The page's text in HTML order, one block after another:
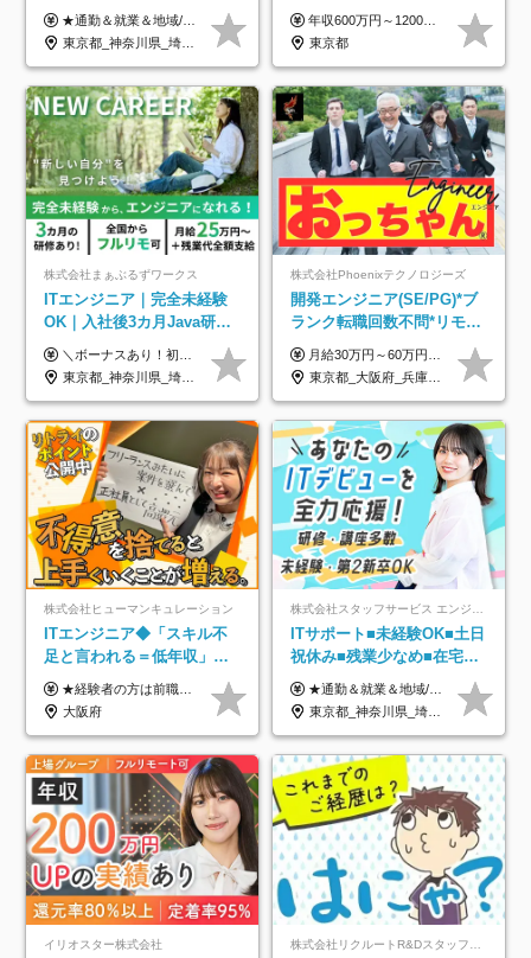
オリジナル研修をご用
意/AI・IoT/残業平均8時間
★通勤＆就業＆地域/住宅＆役職手当あり ★残業代は全額支給 ★選べる給与制度あり！ ■東京・神奈川・千葉・埼玉勤務の場合 月給24.5万円～55万円＋諸手当 （残業代は全額支給） (20,000円の地域/住宅手当込み) ■愛知・京都・大阪・兵庫勤務の場合 月給24万円以上＋諸手当 （残業代は全額支給） (15,000円の地域/住宅手当込み) ■茨城・栃木・群馬・静岡・三重・滋賀・広島・福岡勤務の場合 月給23.5万円以上＋諸手当 （残業代は全額支給） (10,000円の地域/住宅手当込み) ■北海道・宮城・山梨・長野・岐阜・奈良・和歌山・岡山勤務の場合 月給23万円以上＋諸手当 （残業代は全額支給） (5,000円の地域/住宅手当込み) ■その他のエリア勤務の場合 月給22.5万円以上＋諸手当 （残業代は全額支給） ※経験や能力を考慮し、当社規定により優遇します 【昇給：年一回実施】 【選べる給与制度】 ★収入を重視する方に… 「変動型人事制度」の選択も可能（派遣先からの評価に応じて収入アップ！） ※年2回のタイミングで希望者と面談の上決定します。
東京都_神奈川県_埼玉県_千葉県_大阪府_愛知県_北海道_岩手県_宮城県_山形県_福島県_茨城県_栃木県_群馬県_山梨県_長野県_富山県_石川県_静岡県_岐阜県_三重県_兵庫県_京都府_滋賀県_奈良県_広島県_岡山県_山口県_愛媛県_福岡県_熊本県_長崎県
年収600万円～1200万円 ※上記年収は、想定年収です。住居費補助、子手当などの各種手当を含む金額です。 ※経験・能力等を考慮の上、当社規定により決定します。
東京都
株式会社まぁぶるずワークス
ITエンジニア｜完全未経験
OK｜入社後3カ月Java研修
｜リモート率8割以上｜充実
のキャリア支援｜残業月10h
＼ボーナスあり！初年度から年収300万円以上／ ■月給25万円～35万円＋残業代全額支給＋各種手当＋賞与年1回 ◎経験・年齢・スキルなどを考慮し、できるだけ優遇します ◎試用期間中(3カ月)は契約社員で、月給21万円＋諸手当になります。 (試用期間中は残業が発生しません。その他の待遇に変更はありません) ----------------- ＼3つの評価軸！実力次第で早期収入アップ！／ 【1】スキル(IT理解、実装力、設計) 【2】実務力(現場評価、コミュ力、品質) 【3】姿勢(自走力、意欲、責任感) この3つの評価軸で、3カ月ごとに評価。社内グレードにより、給与が決まる明確な仕組みです。何ができれば給与が上がるのか分かりやすく、実力や努力次第で早期に収入を増やせます！ 【固定残業代について】 なし（残業代は、実際の労働時間に応じて別途全額支給）
東京都_神奈川県_埼玉県_千葉県_大阪府_愛知県_北海道_青森県_岩手県_宮城県_秋田県_山形県_福島県_茨城県_栃木県_群馬県_新潟県_山梨県_長野県_富山県_石川県_福井県_静岡県_岐阜県_三重県_兵庫県_京都府_滋賀県_奈良県_和歌山県_広島県_岡山県_鳥取県_島根県_山口県_徳島県_香川県_愛媛県_高知県_福岡県_熊本県_佐賀県_長崎県_大分県_宮崎県_鹿児島県_沖縄県
株式会社Phoenixテクノロジーズ
開発エンジニア(SE/PG)*ブ
ランク転職回数不問*リモー
ト案件多数*残業ほぼ0*通院
のための半休制度あり
月給30万円～60万円+住宅手当+職能手当+役職手当+決算賞与+報奨金 ※経験・能力を考慮し、優遇します ※給与には20時間分のみなし時間外手当(3万7000円以上)を含みます(超過時間分は別途追加支給) ※試用期間3～6ヵ月あり(その間の給与、待遇に差異なし) ※場合によって契約社員での採用の可能性あり(面接時に応相談)
東京都_大阪府_兵庫県_京都府_福岡県
株式会社ヒューマンキュレーション
ITエンジニア◆「スキル不
足と言われる＝低年収」で
はない！｜ 不安を克服し、
年収アップした社員の実例
★経験者の方は前職の年収以上を保証します ★案件単価を開示した上で80％以上を還元します 月給25万円以上＋賞与年2回 ※経験や能力を考慮の上で優遇します ※試用期間が3ヶ月(その間の給与・待遇・雇用形態に変更はありません) ※月給には月20時間分のみなし残業手当(5万円)を含みます(超過分は別途支給) ★残業平均は月10時間以下ですので、毎月10時間分程度はお得です！
大阪府
株式会社スタッフサービス エンジニアリング事業本部
ITサポート■未経験OK■土日
祝休み■残業少なめ■在宅実
績あり■約900種類のスキル
アップ講座あり■全国募集
★通勤＆就業＆地域/住宅＆役職手当あり ★残業代は全額支給 ★選べる給与制度あり！ ■東京・神奈川・千葉・埼玉勤務の場合 月給24.5万円～55万円＋諸手当 （残業代は全額支給） (20,000円の地域/住宅手当込み) ■愛知・京都・大阪・兵庫勤務の場合 月給24万円以上＋諸手当 （残業代は全額支給） (15,000円の地域/住宅手当込み) ■茨城・栃木・群馬・静岡・三重・滋賀・広島・福岡勤務の場合 月給23.5万円以上＋諸手当 （残業代は全額支給） (10,000円の地域/住宅手当込み) ■北海道・宮城・山梨・長野・岐阜・奈良・和歌山・岡山勤務の場合 月給23万円以上＋諸手当 （残業代は全額支給） (5,000円の地域/住宅手当込み) ■その他のエリア勤務の場合 月給22.5万円以上＋諸手当 （残業代は全額支給） ※経験や能力を考慮し、当社規定により優遇します 【昇給：年一回実施】 【選べる給与制度】 ★収入を重視する方に… 「変動型人事制度」の選択も可能（派遣先からの評価に応じて収入アップ！） ※年2回のタイミングで希望者と面談の上決定します。
東京都_神奈川県_埼玉県_千葉県_大阪府_愛知県_北海道_岩手県_宮城県_山形県_福島県_茨城県_栃木県_群馬県_山梨県_長野県_富山県_石川県_静岡県_岐阜県_三重県_兵庫県_京都府_滋賀県_奈良県_広島県_岡山県_山口県_愛媛県_福岡県_熊本県_長崎県
イリオスター株式会社